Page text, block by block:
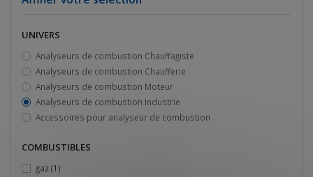
UNIVERS
Analyseurs de combustion Chauffagiste
Analyseurs de combustion Chaufferie
Analyseurs de combustion Moteur
Analyseurs de combustion Industrie
Accessoires pour analyseur de combustion
COMBUSTIBLES
gaz(1)